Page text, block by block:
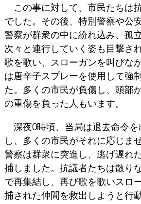
この事に対して、市民たちは
でした。その後、特別警察や公
警察が群衆の中に紛れ込み、孤
次々と連行していく姿も目撃さ
歌を歌い、スローガンを叫びな
は唐辛子スプレーを使用して強
た。多くの市民が負傷し、頭部
の重傷を負った人もいます。
深夜0時頃、当局は退去命令
し、多くの市民がそれに応じま
警察は群衆に突進し、逃げ遅れ
捕しました。抗議者たちは散り
で再集結し、再び歌を歌いスロ
捕された仲間を救出しようと行